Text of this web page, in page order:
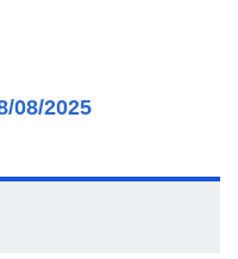
08/2025